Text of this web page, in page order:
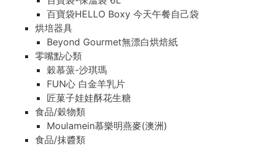
百寶袋HELLO Boxy 今天午餐自己袋
烘培器具
Beyond Gourmet無漂白烘焙紙
零嘴點心類
穀慕蒎-沙琪瑪
FUN心 白金羊乳片
匠菓子娃娃酥花生糖
食品/穀物類
Moulamein慕樂明燕麥(澳洲)
食品/抹醬類